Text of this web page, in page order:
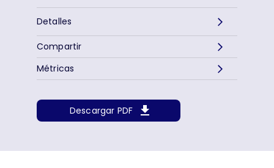
Detalles
Descargar PDF
Métricas
Compartir